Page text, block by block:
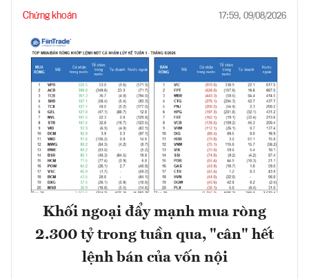
Chứng khoán 17:59, 09/08/2026
Khối ngoại đẩy mạnh mua ròng
2.300 tỷ trong tuần qua, "cân" hết
lệnh bán của vốn nội